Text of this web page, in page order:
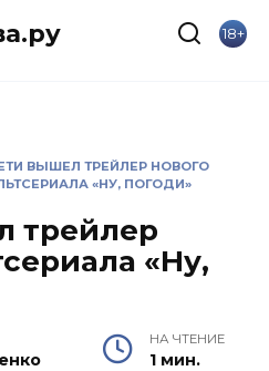
18+
ВЫШЕЛ ТРЕЙЛЕР НОВОГО
«НУ, ПОГОДИ»
трейлер
«Ну,
НА ЧТЕНИЕ
1 мин.